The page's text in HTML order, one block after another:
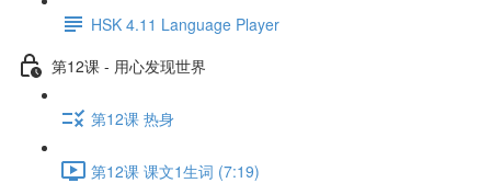
HSK 4.11 Language Player
第12课 - 用心发现世界
第12课 热身
第12课 课文1生词 (7:19)